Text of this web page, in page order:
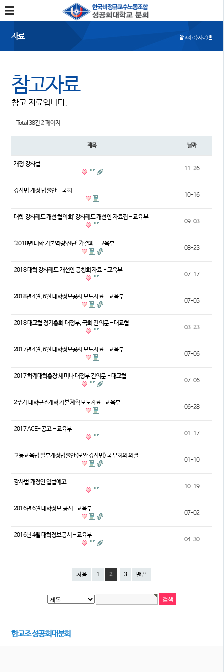
분회소개
소식
공지사항
자유게시판 건의사항
자료 참고자료 > 자료 > 홈
참고자료
참고 자료입니다.
Total 38건2 페이지
제목 날짜
개정 강사법
11-26
강사법 개정 법률안 - 국회
10-16
대학 강사제도 개선 협의회’ 강사제도 개선안 자료집 - 교육부
09-03
‘2018년 대학 기본역량 진단’ 가결과 - 교육부
08-23
2018 대학 강사제도 개선안 공청회 자료 - 교육부
07-17
2018년 4월, 6월 대학정보공시 보도자료 - 교육부
07-05
2018 대교협 정기총회 대정부, 국회 건의문 - 대교협
03-23
2017년 4월, 6월 대학정보공시 보도자료 - 교육부
07-06
2017 하계대학총장 세미나 대정부 건의문 - 대교협
07-06
2주기 대학구조개혁 기본계획 보도자료- 교육부
06-28
2017 ACE+ 공고 - 교육부
01-17
고등교육법 일부개정법률안(보완 강사법) 국무회의 의결
01-10
강사법 개정안 입법예고
10-19
2016년 6월 대학정보 공시 -교육부
07-02
2016년 4월 대학정보공시 - 교육부
04-30
처음 1 2 3 맨끝
한교조 성공회대분회